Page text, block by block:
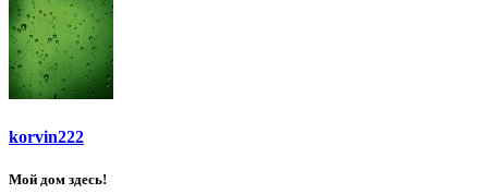
korvin222
Мой дом здесь!